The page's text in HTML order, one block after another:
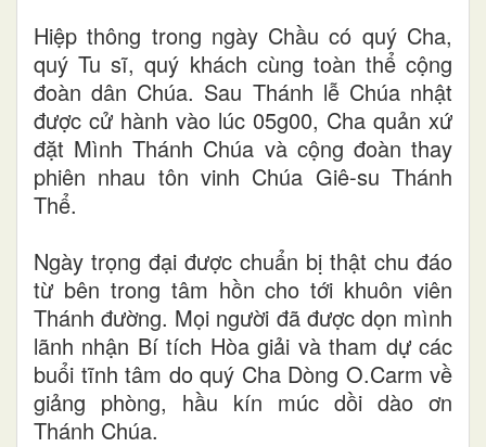
Hiệp thông trong ngày Chầu có quý Cha,
quý Tu sĩ, quý khách cùng toàn thể cộng
đoàn dân Chúa. Sau Thánh lễ Chúa nhật
được cử hành vào lúc 05g00, Cha quản xứ
đặt Mình Thánh Chúa và cộng đoàn thay
phiên nhau tôn vinh Chúa Giê-su Thánh
Thể.
Ngày trọng đại được chuẩn bị thật chu đáo
từ bên trong tâm hồn cho tới khuôn viên
Thánh đường. Mọi người đã được dọn mình
lãnh nhận Bí tích Hòa giải và tham dự các
buổi tĩnh tâm do quý Cha Dòng O.Carm về
giảng phòng, hầu kín múc dồi dào ơn
Thánh Chúa.